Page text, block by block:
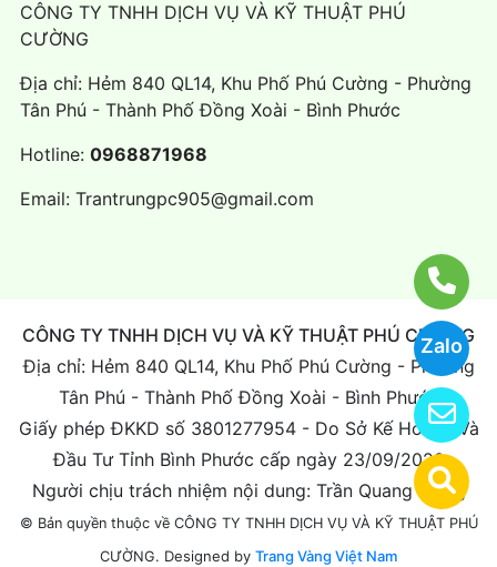
Zalo
CÔNG TY TNHH DỊCH VỤ VÀ KỸ THUẬT PHÚ
CƯỜNG
Địa chỉ: Hẻm 840 QL14, Khu Phố Phú Cường - Phường
Tân Phú - Thành Phố Đồng Xoài - Bình Phước
Hotline: 0968871968
Email: Trantrungpc905@gmail.com
CÔNG TY TNHH DỊCH VỤ VÀ KỸ THUẬT PHÚ CƯỜNG
Địa chỉ: Hẻm 840 QL14, Khu Phố Phú Cường - Phường
Tân Phú - Thành Phố Đồng Xoài - Bình Phước
Giấy phép ĐKKD số 3801277954 - Do Sở Kế Hoạch Và
Đầu Tư Tỉnh Bình Phước cấp ngày 23/09/2022
Người chịu trách nhiệm nội dung: Trần Quang Trung
© Bản quyền thuộc về CÔNG TY TNHH DỊCH VỤ VÀ KỸ THUẬT PHÚ
CƯỜNG. Designed by Trang Vàng Việt Nam